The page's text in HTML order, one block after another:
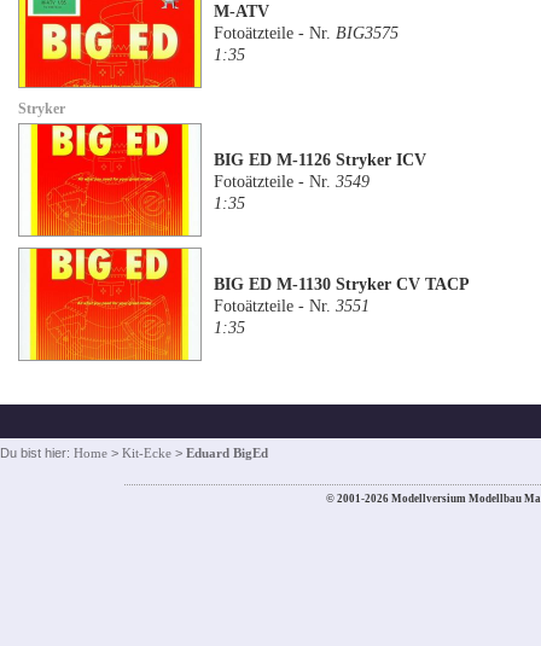
M-ATV
Fotoätzteile - Nr. BIG3575
1:35
Stryker
BIG ED M-1126 Stryker ICV
Fotoätzteile - Nr.3549
1:35
BIG ED M-1130 Stryker CV TACP
Fotoätzteile - Nr.3551
1:35
Du bist hier: Home > Kit-Ecke > Eduard BigEd
© 2001-2026 Modellversium Modellbau